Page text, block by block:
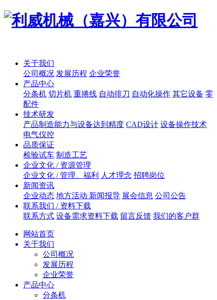
关于我们
公司概况 发展历程 企业荣誉
产品中心
分条机 切片机 重捲线 自动排刀 自动化操作 其它设备 零
配件
技术研发
产品制造能力与设备达到精度 CAD设计 设备操作技术
电气仪控
品质保证
检验试车 制造工艺
企业文化 / 资源管理
企业文化 / 管理、福利
人才理念 招聘岗位
新闻资讯
企业动态 地方活动 新闻报导 展会信息 公司公告
联系我们 / 资料下载
联系方式 设备需求资料下载 留言反馈 我们的客户群
网站首页
关于我们
公司概况
发展历程
企业荣誉
产品中心
分条机